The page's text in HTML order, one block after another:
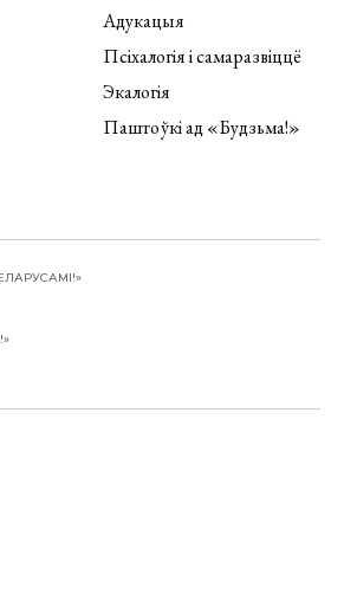
Адукацыя
Псіхалогія і самаразвіццё
Экалогія
Паштоўкі ад «Будзьма!»